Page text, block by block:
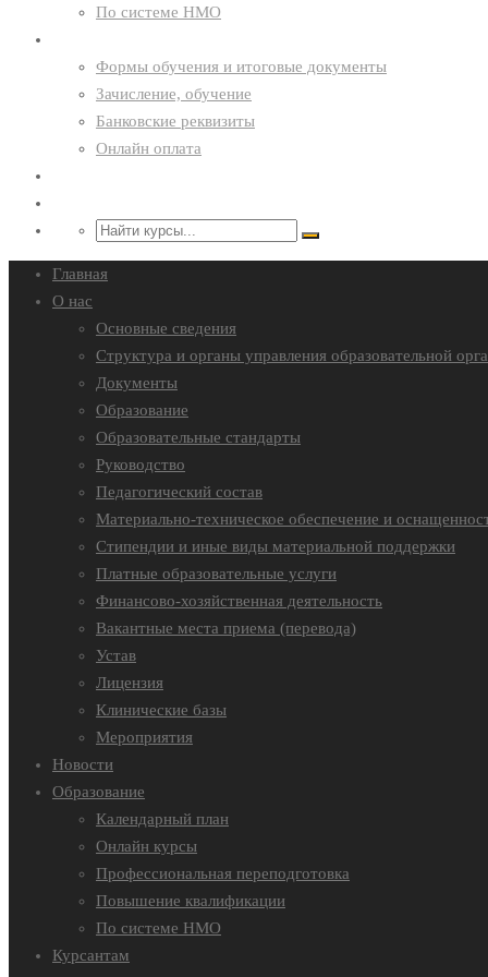
По системе НМО
Формы обучения и итоговые документы
Зачисление, обучение
Банковские реквизиты
Онлайн оплата
Главная
О нас
Основные сведения
Структура и органы управления образовательной
Документы
Образование
Образовательные стандарты
Руководство
Педагогический состав
Материально-техническое обеспечение и
Стипендии и иные виды материальной поддержки
Платные образовательные услуги
Финансово-хозяйственная деятельность
Вакантные места приема (перевода)
Устав
Лицензия
Клинические базы
Мероприятия
Новости
Образование
Календарный план
Онлайн курсы
Профессиональная переподготовка
Повышение квалификации
По системе НМО
Курсантам